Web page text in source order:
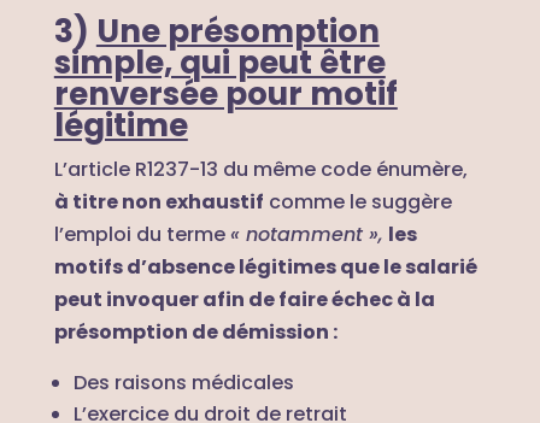
3) Une présomption
simple, qui peut être
renversée pour motif
légitime
L’article R1237-13 du même code énumère,
à titre non exhaustif comme le suggère
l’emploi du terme « notamment », les
motifs d’absence légitimes que le salarié
peut invoquer afin de faire échec à la
présomption de démission :
Des raisons médicales
L’exercice du droit de retrait